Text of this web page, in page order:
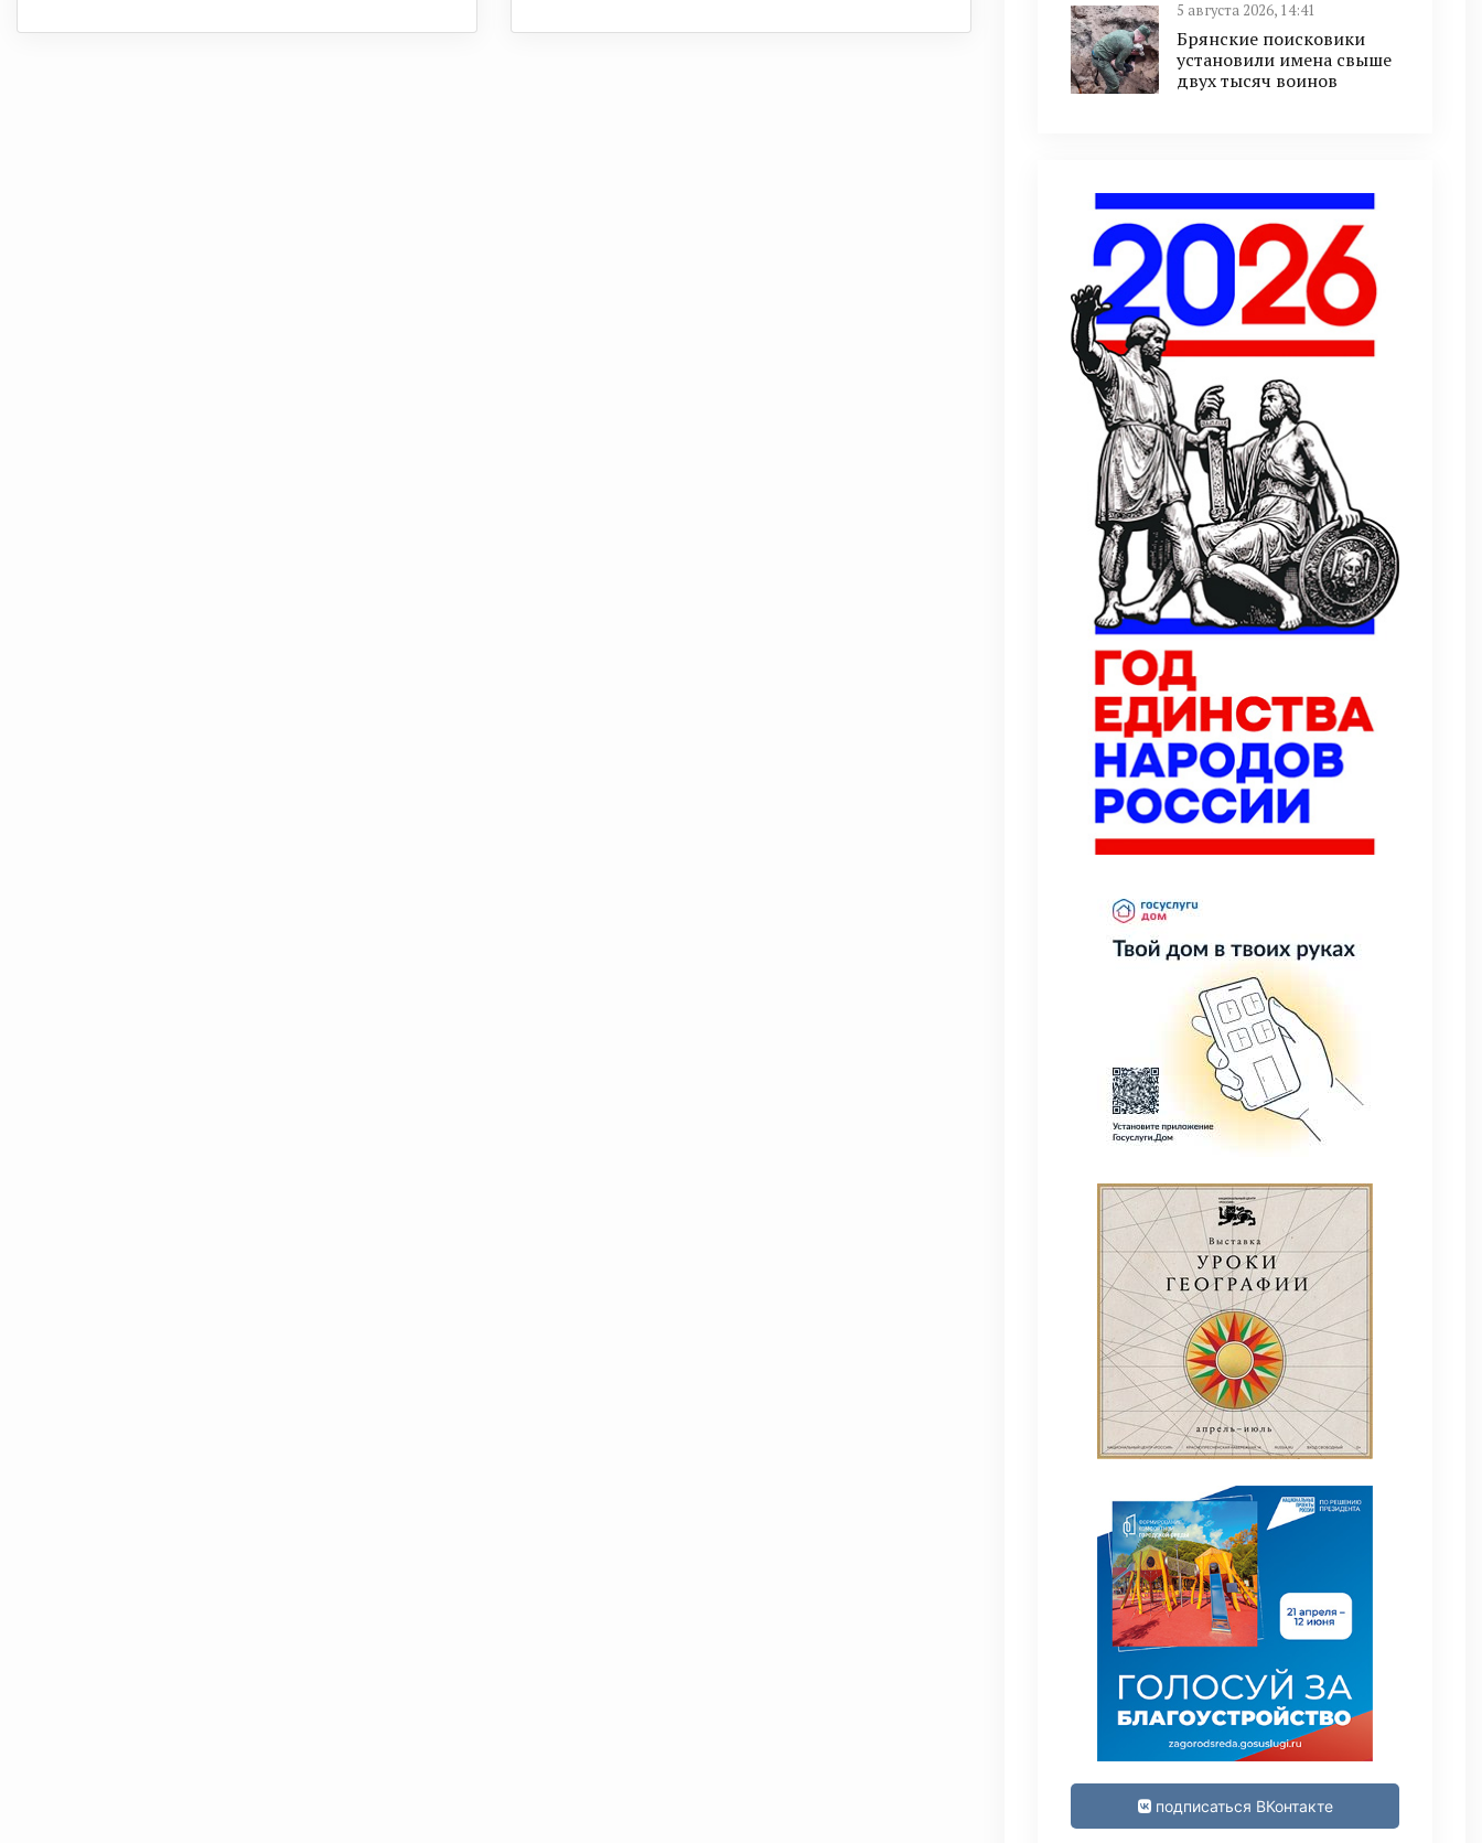
5 августа 2026, 14:41
Брянские поисковики
установили имена свыше
двух тысяч воинов
подписаться ВКонтакте